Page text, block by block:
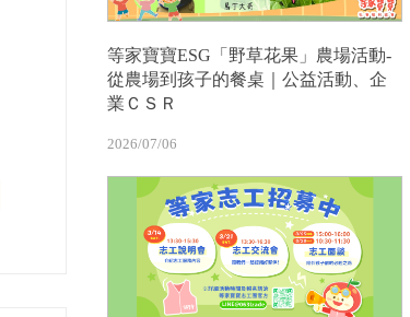
等家寶寶ESG「野草花果」農場活動-
從農場到孩子的餐桌｜公益活動、企
業ＣＳＲ
2026/07/06